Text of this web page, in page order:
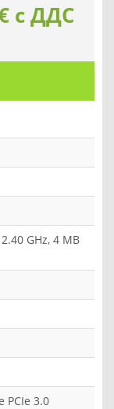
с ДДС
GHz, 4 MB
PCIe 3.0